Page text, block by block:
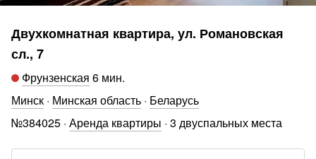
Двухкомнатная квартира, ул. Романовская
сл., 7
Фрунзенская 6 мин.
Минск · Минская область · Беларусь
№384025 · Аренда квартиры · 3 двуспальных места